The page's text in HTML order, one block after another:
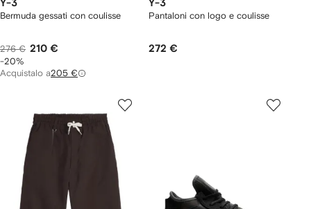
Y-3
Bermuda gessati con coulisse
276 € 210 €
-20%
Acquistalo a205 €
Y-3
Pantaloni con logo e coulisse
272 €